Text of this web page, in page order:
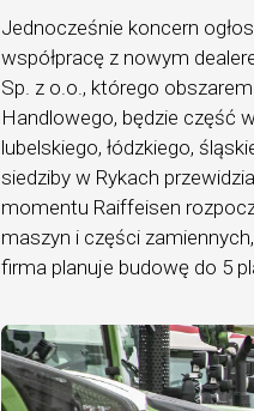
Jednocześnie koncern
współpracę z nowym
Sp. z o.o., którego
Handlowego, będzie część
lubelskiego, łódzkiego,
siedziby w Rykach
momentu Raiffeisen
maszyn i części
firma planuje budowę do 5